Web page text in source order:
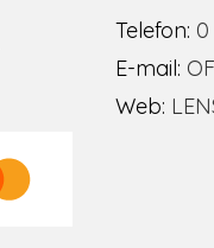
Telefon: 0
E-mail:
Web: